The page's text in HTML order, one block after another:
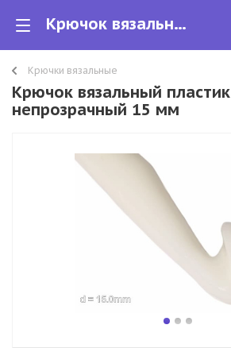
Крючок вязальный пластик непрозрачный 15 мм
Крючки вязальные
Крючок вязальный пластик
непрозрачный 15 мм